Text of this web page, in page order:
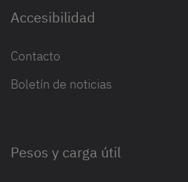
Accesibilidad
Contacto
Boletín de noticias
Pesos y carga útil